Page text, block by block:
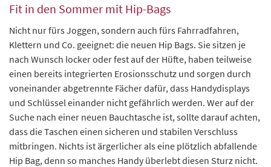
Fit in den Sommer mit Hip-Bags
Nicht nur fürs Joggen, sondern auch fürs Fahrradfahren,
Klettern und Co. geeignet: die neuen Hip Bags. Sie sitzen je
nach Wunsch locker oder fest auf der Hüfte, haben teilweise
einen bereits integrierten Erosionsschutz und sorgen durch
voneinander abgetrennte Fächer dafür, dass Handydisplays
und Schlüssel einander nicht gefährlich werden. Wer auf der
Suche nach einer neuen Bauchtasche ist, sollte darauf achten,
dass die Taschen einen sicheren und stabilen Verschluss
mitbringen. Nichts ist ärgerlicher als eine plötzlich abfallende
Hip Bag, denn so manches Handy überlebt diesen Sturz nicht.